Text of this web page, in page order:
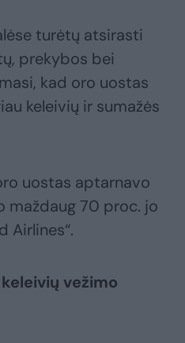
turėtų atsirasti
prekybos bei
kad oro uostas
keleivių ir sumažės
uostas aptarnavo
maždaug 70 proc. jo
Airlines“.
vežimo